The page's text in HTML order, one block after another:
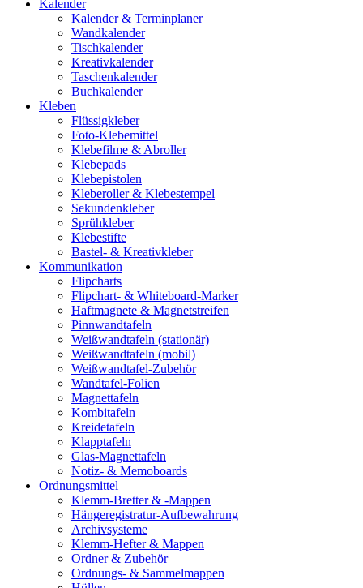
Kalender
Kalender & Terminplaner
Wandkalender
Tischkalender
Kreativkalender
Taschenkalender
Buchkalender
Kleben
Flüssigkleber
Foto-Klebemittel
Klebefilme & Abroller
Klebepads
Klebepistolen
Kleberoller & Klebestempel
Sekundenkleber
Sprühkleber
Klebestifte
Bastel- & Kreativkleber
Kommunikation
Flipcharts
Flipchart- & Whiteboard-Marker
Haftmagnete & Magnetstreifen
Pinnwandtafeln
Weißwandtafeln (stationär)
Weißwandtafeln (mobil)
Weißwandtafel-Zubehör
Wandtafel-Folien
Magnettafeln
Kombitafeln
Kreidetafeln
Klapptafeln
Glas-Magnettafeln
Notiz- & Memoboards
Ordnungsmittel
Klemm-Bretter & -Mappen
Hängeregistratur-Aufbewahrung
Archivsysteme
Klemm-Hefter & Mappen
Ordner & Zubehör
Ordnungs- & Sammelmappen